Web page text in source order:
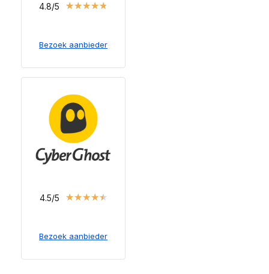
4.8/5 ★★★★★
Bezoek aanbieder
4.5/5 ★★★★★
Bezoek aanbieder